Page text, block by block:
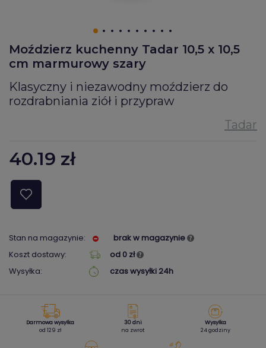
Moździerz kuchenny Tadar 10,5 x 10,5
cm marmurowy szary
Klasyczny i niezawodny moździerz do
rozdrabniania ziół i przypraw
40.19 zł
Stan na magazynie:
brak w magazynie
Koszt dostawy:
od 0 zł
Wysyłka:
czas wysyłki 24h
Darmowa wysyłka
od 129 zł
30 dni
na zwrot
Wysyłka
24 godziny